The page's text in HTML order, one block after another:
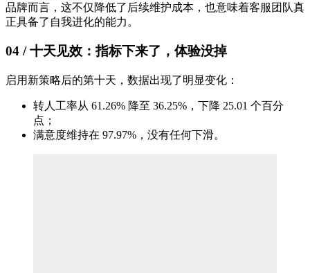
品牌而言，这不仅降低了后续维护成本，也意味着客服团队真
正具备了自我进化的能力。
04 /十天见效：指标下来了，体验没掉
启用新策略后的第十天，数据出现了明显变化：
转人工率从 61.26% 降至 36.25%，下降 25.01 个百分
点；
满意度维持在 97.97%，没有任何下滑。